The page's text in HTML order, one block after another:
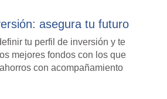
asegura tu futuro
tu perfil de inversión y te
mejores fondos con los que
con acompañamiento